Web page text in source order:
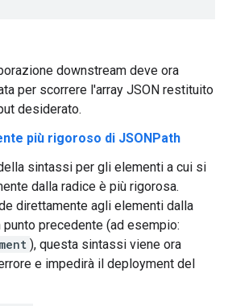
downstream deve ora
per scorrere l'array JSON restituito
desiderato.
più rigoroso di JSONPath
sintassi per gli elementi a cui si
dalla radice è più rigorosa.
direttamente agli elementi dalla
punto precedente (ad esempio:
), questa sintassi viene ora
e impedirà il deployment del